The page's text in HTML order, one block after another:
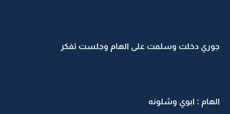
جوري دخلت وسلمت على الهام وجلست تفكر
الهام : ابوي وشلونه